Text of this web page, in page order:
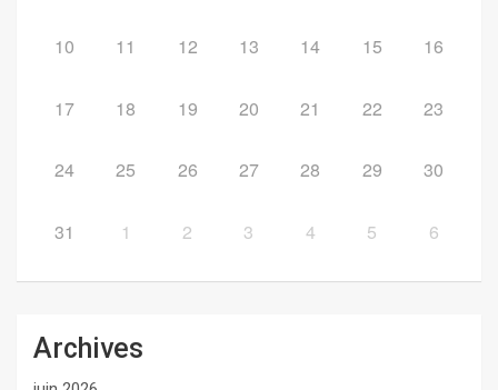
10 11 12 13 14 15 16
17 18 19 20 21 22 23
24 25 26 27 28 29 30
31 1 2 3 4 5 6
Archives